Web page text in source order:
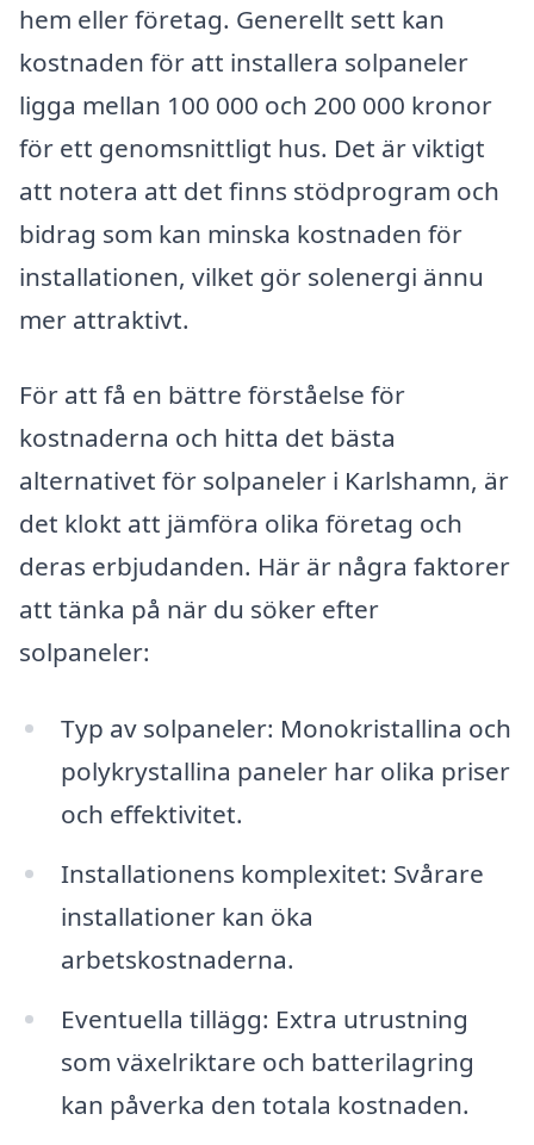
hem eller företag. Generellt sett kan
kostnaden för att installera solpaneler
ligga mellan 100 000 och 200 000 kronor
för ett genomsnittligt hus. Det är viktigt
att notera att det finns stödprogram och
bidrag som kan minska kostnaden för
installationen, vilket gör solenergi ännu
mer attraktivt.
För att få en bättre förståelse för
kostnaderna och hitta det bästa
alternativet för solpaneler i Karlshamn, är
det klokt att jämföra olika företag och
deras erbjudanden. Här är några faktorer
att tänka på när du söker efter
solpaneler:
Typ av solpaneler: Monokristallina och
polykrystallina paneler har olika priser
och effektivitet.
Installationens komplexitet: Svårare
installationer kan öka
arbetskostnaderna.
Eventuella tillägg: Extra utrustning
som växelriktare och batterilagring
kan påverka den totala kostnaden.